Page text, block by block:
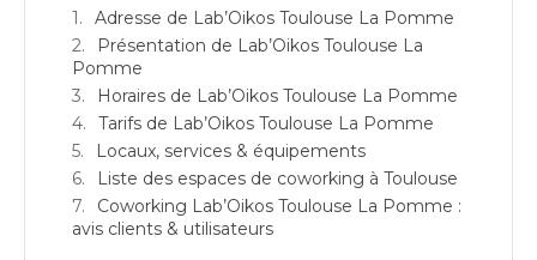
Adresse de Lab’Oikos Toulouse La Pomme
Présentation de Lab’Oikos Toulouse La
Pomme
Horaires de Lab’Oikos Toulouse La Pomme
Tarifs de Lab’Oikos Toulouse La Pomme
Locaux, services & équipements
Liste des espaces de coworking à Toulouse
Coworking Lab’Oikos Toulouse La Pomme :
avis clients & utilisateurs